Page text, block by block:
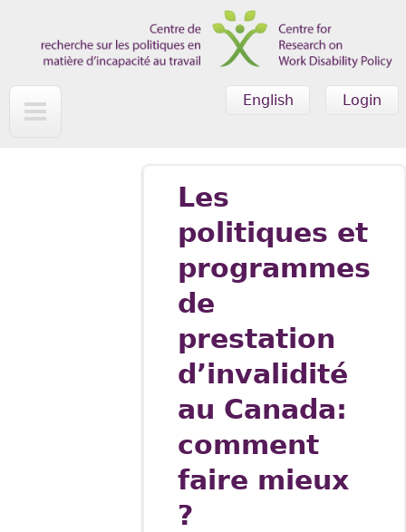
Login
English
Les
politiques et
programmes
de
prestation
d’invalidité
au Canada:
comment
faire mieux
?